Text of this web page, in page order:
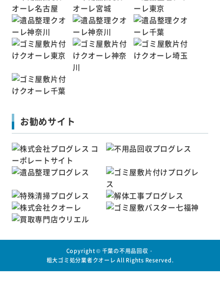
お勧めサイト
Copyright © 千葉の不用品回収・
粗大ゴミ処分業者クオーレ All Rights Reserved.